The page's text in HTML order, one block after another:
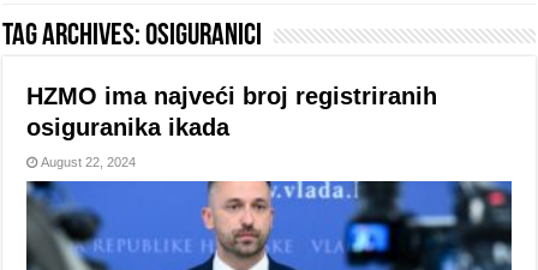
Tag Archives:osiguranici
HZMO ima najveći broj registriranih
osiguranika ikada
August 22, 2024